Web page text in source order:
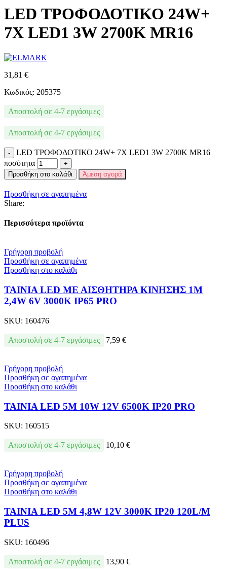
LED ΤΡΟΦΟΔΟΤΙΚΟ 24W+
7X LED1 3W 2700K MR16
31,81 €
Κωδικός: 205375
Αποστολή σε 4-7 εργάσιμες
Αποστολή σε 4-7 εργάσιμες
LED ΤΡΟΦΟΔΟΤΙΚΟ 24W+ 7X LED1 3W 2700K MR16
ποσότητα
Προσθήκη στο καλάθι Άμεση αγορά
Προσθήκη σε αγαπημένα
Share:
Περισσότερα προϊόντα
Γρήγορη προβολή
Προσθήκη σε αγαπημένα
Προσθήκη στο καλάθι
ΤΑΙΝΙΑ LED ΜΕ ΑΙΣΘΗΤΗΡΑ ΚΙΝΗΣΗΣ 1M
2,4W 6V 3000K IP65 PRO
SKU: 160476
Αποστολή σε 4-7 εργάσιμες 7,59 €
Γρήγορη προβολή
Προσθήκη σε αγαπημένα
Προσθήκη στο καλάθι
ΤΑΙΝΙΑ LED 5M 10W 12V 6500K IP20 PRO
SKU: 160515
Αποστολή σε 4-7 εργάσιμες 10,10 €
Γρήγορη προβολή
Προσθήκη σε αγαπημένα
Προσθήκη στο καλάθι
ΤΑΙΝΙΑ LED 5Μ 4,8W 12V 3000K IP20 120L/M
PLUS
SKU: 160496
Αποστολή σε 4-7 εργάσιμες 13,90 €